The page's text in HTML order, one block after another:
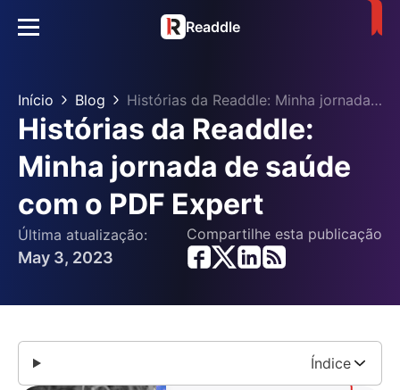
Readdle
Início Blog Histórias da Readdle: Minha jornada de saúde com o PDF Expert
Histórias da Readdle:
Minha jornada de saúde
com o PDF Expert
Última atualização:
May 3, 2023
Compartilhe esta publicação
Índice